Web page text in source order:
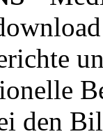
den